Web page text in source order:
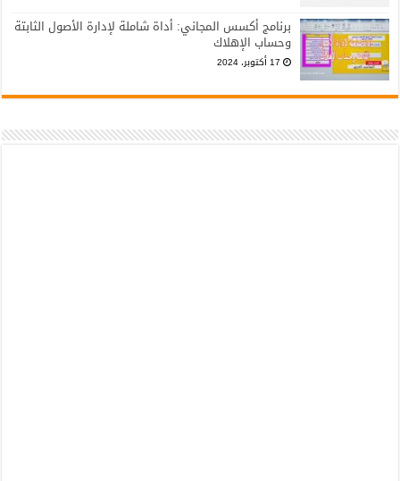
برنامج أكسس المجاني: أداة شاملة لإدارة الأصول الثابتة
وحساب الإهلاك
17 أكتوبر، 2024